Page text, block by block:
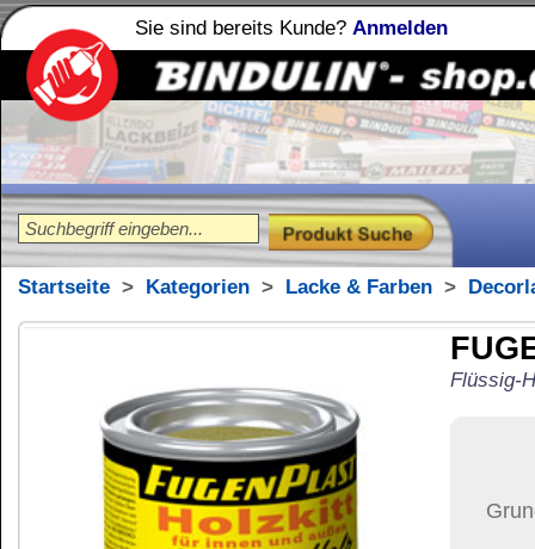
Sie sind bereits Kunde? Anmelden
Holzleime
Leimfibel®
Startseite>Kategorien>Lacke & Farben>Decorlacke
Abbildung ähnlich
FUGENPLAST
Flüssig-Holz
Preis: 19,98€
(inkl. MwSt.)
Vereinigte